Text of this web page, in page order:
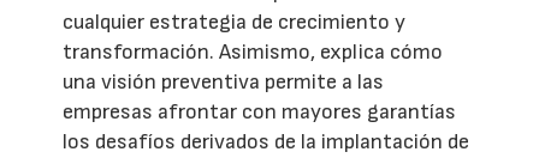
cualquier estrategia de crecimiento y
transformación. Asimismo, explica cómo
una visión preventiva permite a las
empresas afrontar con mayores garantías
los desafíos derivados de la implantación de